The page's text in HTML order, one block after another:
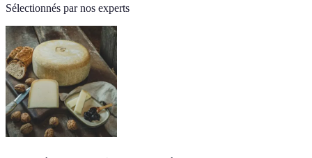
Sélectionnés par nos experts